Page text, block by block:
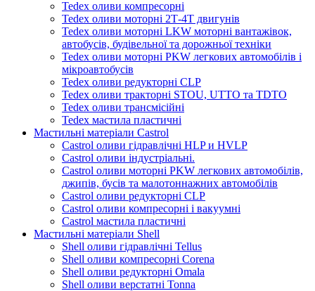
Tedex оливи компресорні
Tedex оливи моторні 2Т-4Т двигунів
Tedex оливи моторні LKW моторні вантажівок,
автобусів, будівельної та дорожньої техніки
Tedex оливи моторні PKW легкових автомобілів і
мікроавтобусів
Tedex оливи редукторні CLP
Tedex оливи тракторні STOU, UTTO та TDTO
Tedex оливи трансмісійні
Tedex мастила пластичні
Мастильні матеріали Castrol
Castrol оливи гідравлічні HLP и HVLP
Castrol оливи індустріальні.
Castrol оливи моторні PKW легкових автомобілів,
джипів, бусів та малотоннажних автомобілів
Castrol оливи редукторні CLP
Castrol оливи компресорні і вакуумні
Castrol мастила пластичні
Мастильні матеріали Shell
Shell оливи гідравлічні Tellus
Shell оливи компресорні Corena
Shell оливи редукторні Omala
Shell оливи верстатні Tonna